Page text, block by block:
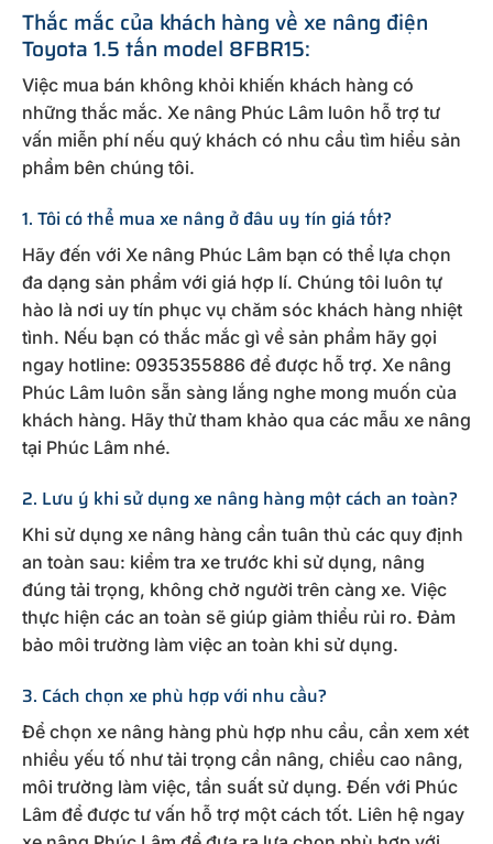
Thắc mắc của khách hàng về xe nâng điện
Toyota 1.5 tấn model 8FBR15:
Việc mua bán không khỏi khiến khách hàng có
những thắc mắc. Xe nâng Phúc Lâm luôn hỗ trợ tư
vấn miễn phí nếu quý khách có nhu cầu tìm hiểu sản
phẩm bên chúng tôi.
1. Tôi có thể mua xe nâng ở đâu uy tín giá tốt?
Hãy đến với Xe nâng Phúc Lâm bạn có thể lựa chọn
đa dạng sản phẩm với giá hợp lí. Chúng tôi luôn tự
hào là nơi uy tín phục vụ chăm sóc khách hàng nhiệt
tình. Nếu bạn có thắc mắc gì về sản phẩm hãy gọi
ngay hotline: 0935355886 để được hỗ trợ. Xe nâng
Phúc Lâm luôn sẵn sàng lắng nghe mong muốn của
khách hàng. Hãy thử tham khảo qua các mẫu xe nâng
tại Phúc Lâm nhé.
2. Lưu ý khi sử dụng xe nâng hàng một cách an toàn?
Khi sử dụng xe nâng hàng cần tuân thủ các quy định
an toàn sau: kiểm tra xe trước khi sử dụng, nâng
đúng tải trọng, không chở người trên càng xe. Việc
thực hiện các an toàn sẽ giúp giảm thiểu rủi ro. Đảm
bảo môi trường làm việc an toàn khi sử dụng.
3. Cách chọn xe phù hợp với nhu cầu?
Để chọn xe nâng hàng phù hợp nhu cầu, cần xem xét
nhiều yếu tố như tải trọng cần nâng, chiều cao nâng,
môi trường làm việc, tần suất sử dụng. Đến với Phúc
Lâm để được tư vấn hỗ trợ một cách tốt. Liên hệ ngay